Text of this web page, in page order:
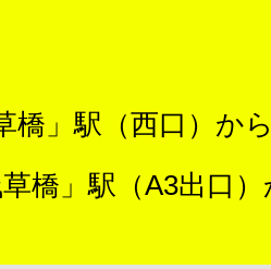
橋」駅（西口）か
橋」駅（A3出口